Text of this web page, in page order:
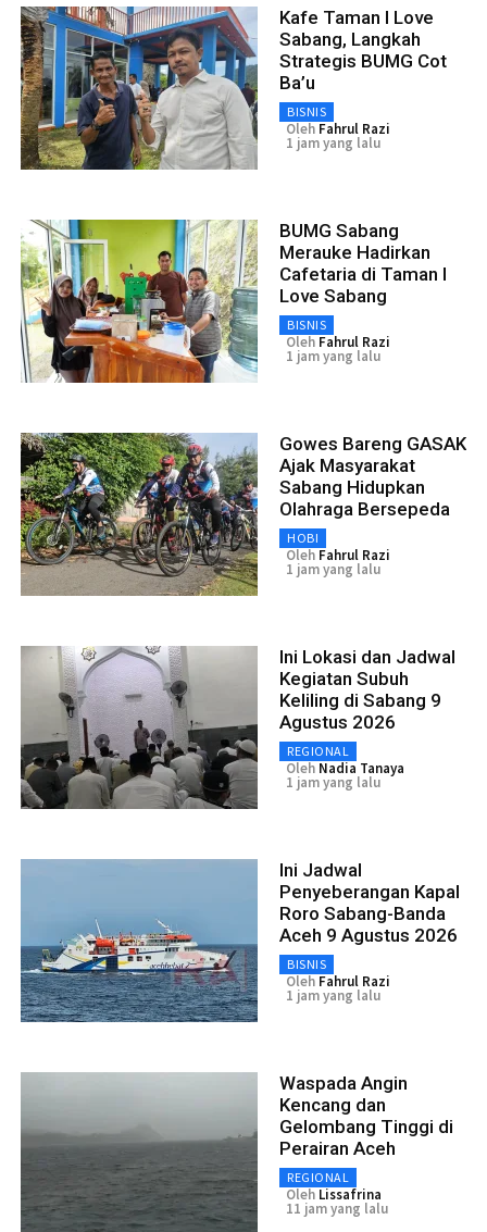
Kafe Taman I Love
Sabang, Langkah
Strategis BUMG Cot
Ba’u
BISNIS
Oleh Fahrul Razi
1 jam yang lalu
BUMG Sabang
Merauke Hadirkan
Cafetaria di Taman I
Love Sabang
BISNIS
Oleh Fahrul Razi
1 jam yang lalu
Gowes Bareng GASAK
Ajak Masyarakat
Sabang Hidupkan
Olahraga Bersepeda
HOBI
Oleh Fahrul Razi
1 jam yang lalu
Ini Lokasi dan Jadwal
Kegiatan Subuh
Keliling di Sabang 9
Agustus 2026
REGIONAL
Oleh Nadia Tanaya
1 jam yang lalu
Ini Jadwal
Penyeberangan Kapal
Roro Sabang-Banda
Aceh 9 Agustus 2026
BISNIS
Oleh Fahrul Razi
1 jam yang lalu
Waspada Angin
Kencang dan
Gelombang Tinggi di
Perairan Aceh
REGIONAL
Oleh Lissafrina
11 jam yang lalu